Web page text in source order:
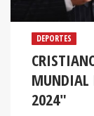
DEPORTES
MUNDIAL
2024"